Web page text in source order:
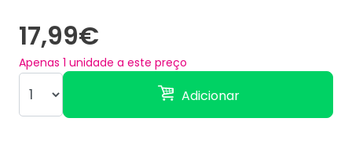
17,99€
Apenas 1 unidade a este preço
Adicionar